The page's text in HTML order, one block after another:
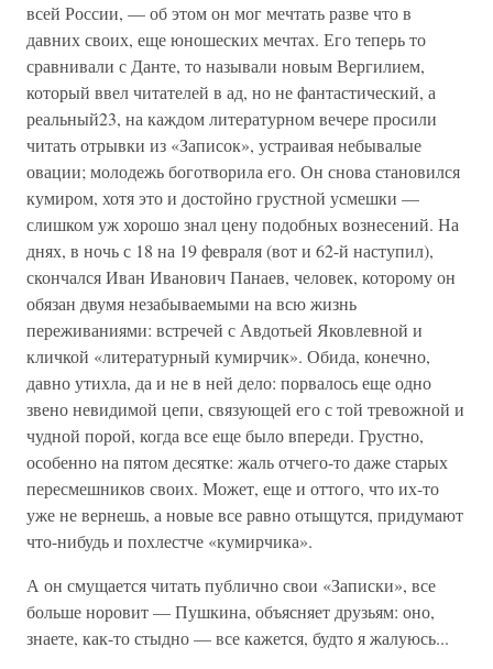
всей России, — об этом он мог мечтать разве что в
давних своих, еще юношеских мечтах. Его теперь то
сравнивали с Данте, то называли новым Вергилием,
который ввел читателей в ад, но не фантастический, а
реальный23, на каждом литературном вечере просили
читать отрывки из «Записок», устраивая небывалые
овации; молодежь боготворила его. Он снова становился
кумиром, хотя это и достойно грустной усмешки —
слишком уж хорошо знал цену подобных вознесений. На
днях, в ночь с 18 на 19 февраля (вот и 62-й наступил),
скончался Иван Иванович Панаев, человек, которому он
обязан двумя незабываемыми на всю жизнь
переживаниями: встречей с Авдотьей Яковлевной и
кличкой «литературный кумирчик». Обида, конечно,
давно утихла, да и не в ней дело: порвалось еще одно
звено невидимой цепи, связующей его с той тревожной и
чудной порой, когда все еще было впереди. Грустно,
особенно на пятом десятке: жаль отчего-то даже старых
пересмешников своих. Может, еще и оттого, что их-то
уже не вернешь, а новые все равно отыщутся, придумают
что-нибудь и похлестче «кумирчика».
А он смущается читать публично свои «Записки», все
больше норовит — Пушкина, объясняет друзьям: оно,
знаете, как-то стыдно — все кажется, будто я жалуюсь...